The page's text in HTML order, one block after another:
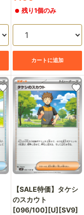
価
格
残り1個のみ
カートに追加
【SALE特価】タケシ
のスカウト
[096/100][U][SV9]